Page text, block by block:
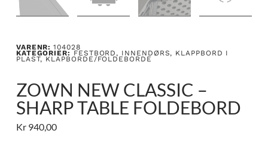
VARENR:104028
KATEGORIER: FESTBORD , INNENDØRS, KLAPPBORD I
PLAST, KLAPBORDE/FOLDEBORDE
ZOWN NEW CLASSIC –
SHARP TABLE FOLDEBORD
Kr940,00